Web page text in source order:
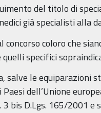
del titolo di
già specialisti alla
concorso coloro che
specifici
salve le equiparazioni
dell’Unione
3 bis D.Lgs. 165/2001 e